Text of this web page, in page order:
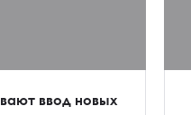
ввод новых